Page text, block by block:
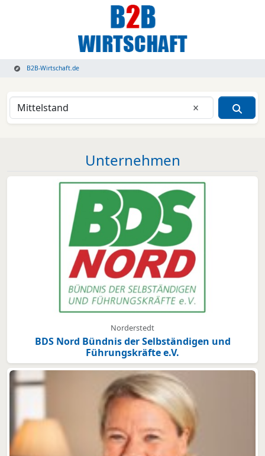
B2B-Wirtschaft.de
Eingabe
Unternehmen
Norderstedt
BDS Nord Bündnis der Selbständigen und
Führungskräfte e.V.